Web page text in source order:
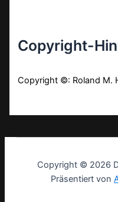
Copyright-
Copyright ©: Roland M.
Copyright © 2026
Präsentiert von